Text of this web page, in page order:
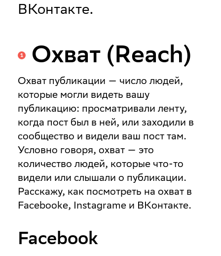
ВКонтакте.
Охват (Reach)
Охват публикации — число людей,
которые могли видеть вашу
публикацию: просматривали ленту,
когда пост был в ней, или заходили в
сообщество и видели ваш пост там.
Условно говоря, охват — это
количество людей, которые что-то
видели или слышали о публикации.
Расскажу, как посмотреть на охват в
Facebookе, Instagramе и ВКонтакте.
Facebook